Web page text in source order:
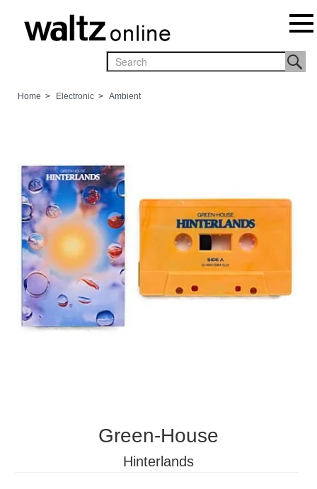
Home > Electronic > Ambient
Green-House
Hinterlands